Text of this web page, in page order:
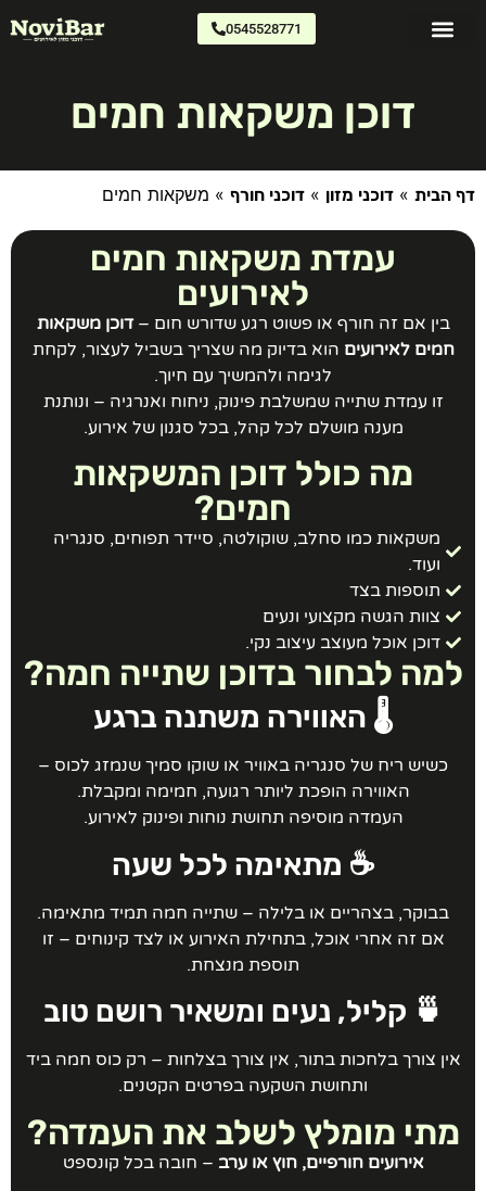
0545528771
דוכן משקאות חמים
הבית»דוכני מזון »דוכני חורף»משקאות חמים
עמדת משקאות חמים
לאירועים
בין אם זה חורף או פשוט רגע שדורש חום –דוכן משקאות
חמים לאירועיםהוא בדיוק מה שצריך בשביל לעצור, לקחת
לגימה ולהמשיך עם חיוך.
זו עמדת שתייה שמשלבת פינוק, ניחוח ואנרגיה – ונותנת
מענה מושלם לכל קהל, בכל סגנון של אירוע.
מה כולל דוכן המשקאות
חמים?
משקאות כמו סחלב, שוקולטה, סיידר תפוחים, סנגריה
ועוד.
תוספות בצד
צוות הגשה מקצועי ונעים
דוכן אוכל מעוצב עיצוב נקי.
לבחור בדוכן שתייה חמה?
🌡️ האווירה משתנה ברגע
כשיש ריח של סנגריה באוויר או שוקו סמיך שנמזג לכוס –
האווירה הופכת ליותר רגועה, חמימה ומקבלת.
העמדה מוסיפה תחושת נוחות ופינוק לאירוע.
☕ מתאימה לכל שעה
בבוקר, בצהריים או בלילה – שתייה חמה תמיד מתאימה.
אם זה אחרי אוכל, בתחילת האירוע או לצד קינוחים – זו
תוספת מנצחת.
🍵 קליל, נעים ומשאיר רושם טוב
צורך בלחכות בתור, אין צורך בצלחות – רק כוס חמה ביד
ותחושת השקעה בפרטים הקטנים.
מתי מומלץ לשלב את העמדה?
אירועים חורפיים, חוץ או ערב– חובה בכל קונספט